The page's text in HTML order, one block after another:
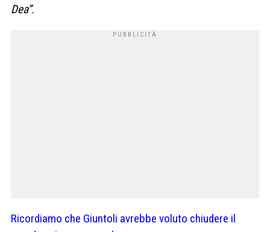
Dea”.
Ricordiamo che Giuntoli avrebbe voluto chiudere il